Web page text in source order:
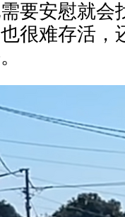
要安慰就会
很难存活，